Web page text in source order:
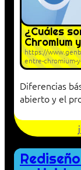
¿Cuáles
Chromium
https://
entre-chromium-
Diferencias
abierto y el